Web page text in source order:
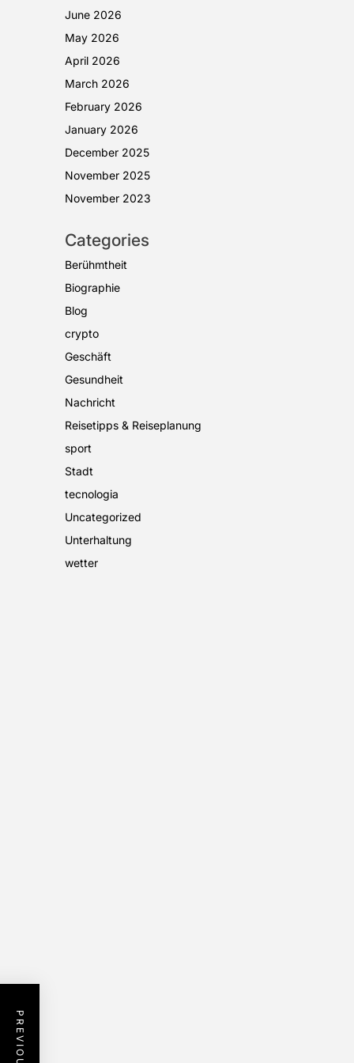
June 2026
May 2026
April 2026
March 2026
February 2026
January 2026
December 2025
November 2025
November 2023
Categories
Berühmtheit
Biographie
Blog
crypto
Geschäft
Gesundheit
Nachricht
Reisetipps & Reiseplanung
sport
Stadt
tecnologia
Uncategorized
Unterhaltung
wetter